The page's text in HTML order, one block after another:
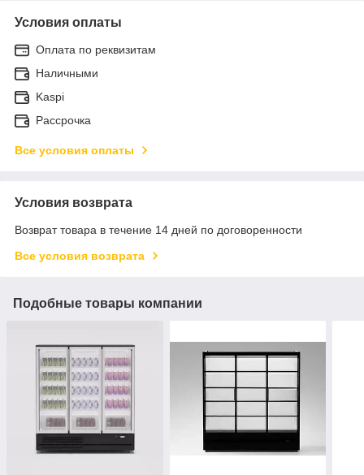
Условия оплаты
Оплата по реквизитам
Наличными
Kaspi
Рассрочка
Все условия оплаты
Условия возврата
Возврат товара в течение 14 дней по договоренности
Все условия возврата
Подобные товары компании